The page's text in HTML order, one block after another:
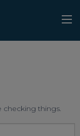
checking things.